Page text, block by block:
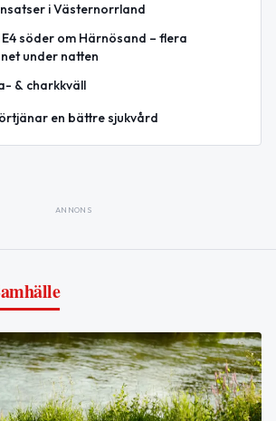
i Västernorrland
söder om Härnösand – flera
under natten
& charkkväll
en bättre sjukvård
ANNONS